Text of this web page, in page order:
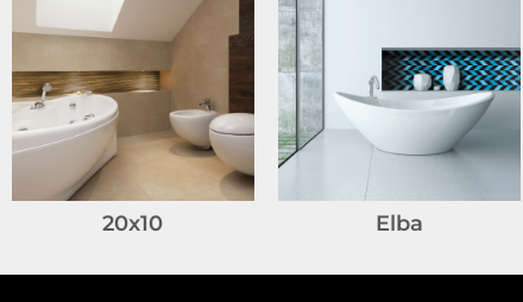
20x10 Elba